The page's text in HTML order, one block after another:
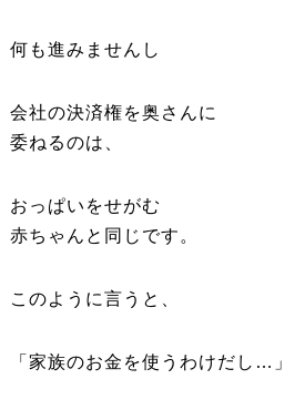
何も進みませんし
会社の決済権を奥さんに
委ねるのは、
おっぱいをせがむ
赤ちゃんと同じです。
このように言うと、
「家族のお金を使うわけだし…」